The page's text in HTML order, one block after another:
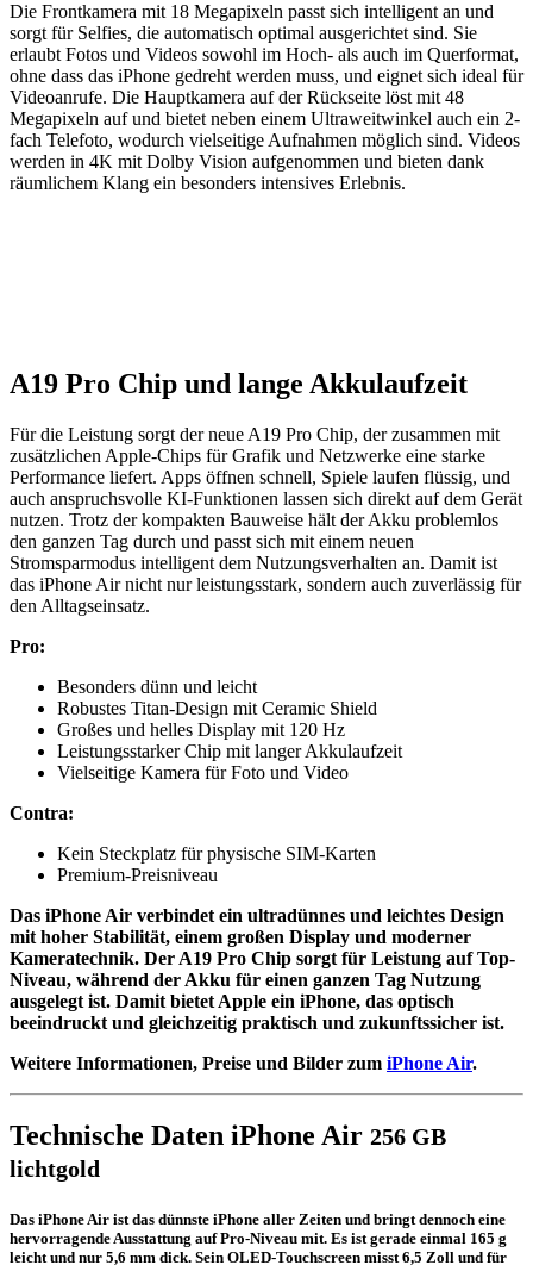
Die Frontkamera mit 18 Megapixeln passt sich intelligent an und
sorgt für Selfies, die automatisch optimal ausgerichtet sind. Sie
erlaubt Fotos und Videos sowohl im Hoch- als auch im Querformat,
ohne dass das iPhone gedreht werden muss, und eignet sich ideal für
Videoanrufe. Die Hauptkamera auf der Rückseite löst mit 48
Megapixeln auf und bietet neben einem Ultraweitwinkel auch ein 2-
fach Telefoto, wodurch vielseitige Aufnahmen möglich sind. Videos
werden in 4K mit Dolby Vision aufgenommen und bieten dank
räumlichem Klang ein besonders intensives Erlebnis.
A19 Pro Chip und lange Akkulaufzeit
Für die Leistung sorgt der neue A19 Pro Chip, der zusammen mit
zusätzlichen Apple-Chips für Grafik und Netzwerke eine starke
Performance liefert. Apps öffnen schnell, Spiele laufen flüssig, und
auch anspruchsvolle KI-Funktionen lassen sich direkt auf dem Gerät
nutzen. Trotz der kompakten Bauweise hält der Akku problemlos
den ganzen Tag durch und passt sich mit einem neuen
Stromsparmodus intelligent dem Nutzungsverhalten an. Damit ist
das iPhone Air nicht nur leistungsstark, sondern auch zuverlässig für
den Alltagseinsatz.
Pro:
Besonders dünn und leicht
Robustes Titan-Design mit Ceramic Shield
Großes und helles Display mit 120 Hz
Leistungsstarker Chip mit langer Akkulaufzeit
Vielseitige Kamera für Foto und Video
Contra:
Kein Steckplatz für physische SIM-Karten
Premium-Preisniveau
Das iPhone Air verbindet ein ultradünnes und leichtes Design
mit hoher Stabilität, einem großen Display und moderner
Kameratechnik. Der A19 Pro Chip sorgt für Leistung auf Top-
Niveau, während der Akku für einen ganzen Tag Nutzung
ausgelegt ist. Damit bietet Apple ein iPhone, das optisch
beeindruckt und gleichzeitig praktisch und zukunftssicher ist.
Weitere Informationen, Preise und Bilder zum iPhone Air.
Technische Daten iPhone Air 256 GB
lichtgold
Das iPhone Air ist das dünnste iPhone aller Zeiten und bringt dennoch eine
hervorragende Ausstattung auf Pro-Niveau mit. Es ist gerade einmal 165 g
leicht und nur 5,6 mm dick. Sein OLED-Touchscreen misst 6,5 Zoll und für